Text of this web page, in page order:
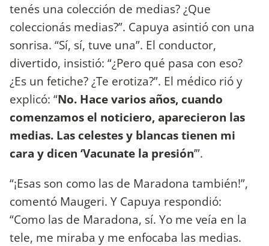
tenés una colección de medias? ¿Que
coleccionás medias?”. Capuya asintió con una
sonrisa. “Sí, sí, tuve una”. El conductor,
divertido, insistió: “¿Pero qué pasa con eso?
¿Es un fetiche? ¿Te erotiza?”. El médico rió y
explicó: “No. Hace varios años, cuando
comenzamos el noticiero, aparecieron las
medias. Las celestes y blancas tienen mi
cara y dicen ‘Vacunate la presión’”.
“¡Esas son como las de Maradona también!”,
comentó Maugeri. Y Capuya respondió:
“Como las de Maradona, sí. Yo me veía en la
tele, me miraba y me enfocaba las medias.